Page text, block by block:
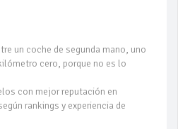
un coche de segunda mano, uno
cero, porque no es lo
con mejor reputación en
rankings y experiencia de